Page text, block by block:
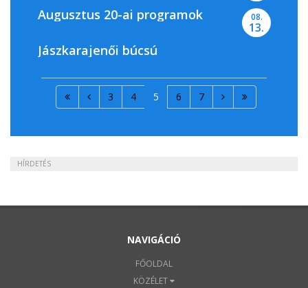
Augusztus 20-ai programok 08.
13.
Jászkarajenői búcsú
3 4 5 6 7
HÍRDETÉS
NAVIGÁCIÓ
FŐOLDAL
KÖZÉLET